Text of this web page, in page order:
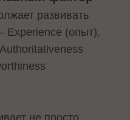
развивать
Experience (опыт),